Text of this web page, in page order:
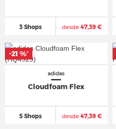
3 Shops desde47,39 €
adidas
Cloudfoam Flex
5 Shops desde47,39 €
-21 %*